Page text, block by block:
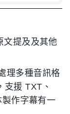
文提及及其他
理多種音訊格
支援 TXT、
作字幕有一